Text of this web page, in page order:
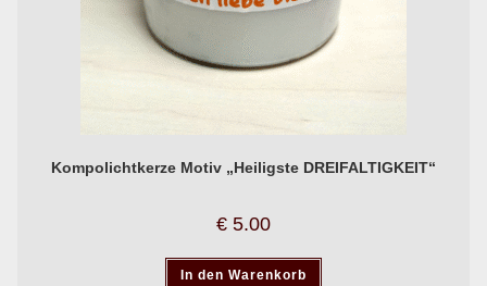
Kompolichtkerze Motiv „Heiligste DREIFALTIGKEIT“
€ 5.00
In den Warenkorb